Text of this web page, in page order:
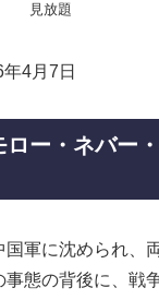
見放題
4月7日
ロー・ネバー
国軍に沈められ、
事態の背後に、戦